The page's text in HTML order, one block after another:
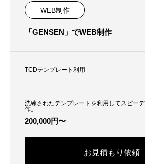
WEB制作
「GENSEN」でWEB制作
TCDテンプレート利用
洗練されたテンプレートを利用してスピー
作。
200,000円〜
お見積もり依頼